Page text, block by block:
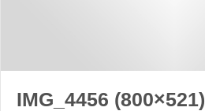
IMG_4456 (800×521)